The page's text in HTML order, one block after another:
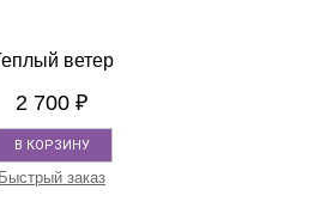
ветер
2 700 ₽
В КОРЗИНУ
Быстрый заказ